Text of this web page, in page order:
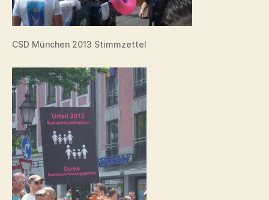
CSD München 2013 Stimmzettel